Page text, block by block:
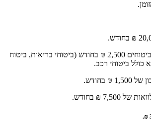
בנוסף הם משלמים על ביטוחים 2,500 ₪ בחודש (ביטוחי בריאות, ביטוח
כולל ביטוחי רכב.
בחודש.
₪ בחודש.